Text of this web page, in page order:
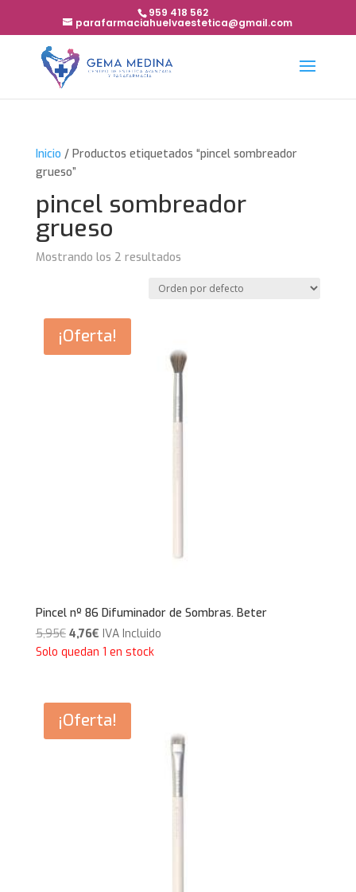
959 418 562
parafarmaciahuelvaestetica@gmail.com
Inicio / Productos etiquetados “pincel sombreador
grueso”
pincel sombreador
grueso
Mostrando los 2 resultados
¡Oferta!
Pincel nº 86 Difuminador de Sombras. Beter
5,95€ El
precio
5,95€.
4,76€El
precio
4,76€.
IVA Incluido
Solo quedan 1 en stock
¡Oferta!